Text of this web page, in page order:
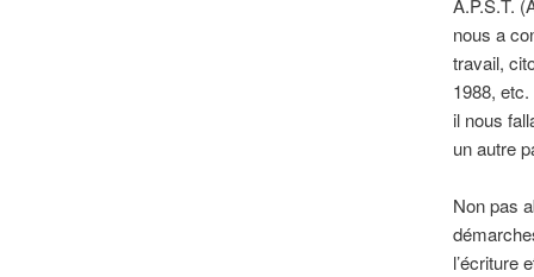
nous a
travail,
1988, etc.
il nous
un autre
Non pas
l’écriture